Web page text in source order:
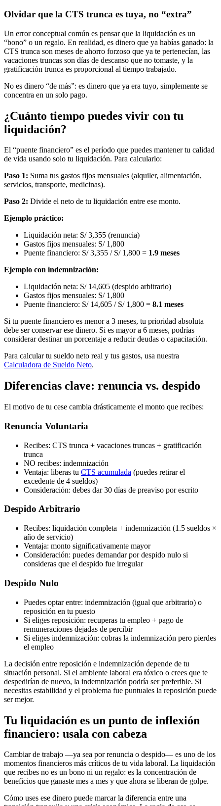
Olvidar que la CTS trunca es tuya, no “extra”
Un error conceptual común es pensar que la liquidación es un
“bono” o un regalo. En realidad, es dinero que ya habías ganado: la
CTS trunca son meses de ahorro forzoso que ya te pertenecían, las
vacaciones truncas son días de descanso que no tomaste, y la
gratificación trunca es proporcional al tiempo trabajado.
No es dinero “de más”: es dinero que ya era tuyo, simplemente se
concentra en un solo pago.
¿Cuánto tiempo puedes vivir con tu
liquidación?
El “puente financiero” es el período que puedes mantener tu calidad
de vida usando solo tu liquidación. Para calcularlo:
Paso 1: Suma tus gastos fijos mensuales (alquiler, alimentación,
servicios, transporte, medicinas).
Paso 2: Divide el neto de tu liquidación entre ese monto.
Ejemplo práctico:
Liquidación neta: S/ 3,355 (renuncia)
Gastos fijos mensuales: S/ 1,800
Puente financiero: S/ 3,355 / S/ 1,800 = 1.9 meses
Ejemplo con indemnización:
Liquidación neta: S/ 14,605 (despido arbitrario)
Gastos fijos mensuales: S/ 1,800
Puente financiero: S/ 14,605 / S/ 1,800 = 8.1 meses
Si tu puente financiero es menor a 3 meses, tu prioridad absoluta
debe ser conservar ese dinero. Si es mayor a 6 meses, podrías
considerar destinar un porcentaje a reducir deudas o capacitación.
Para calcular tu sueldo neto real y tus gastos, usa nuestra
Calculadora de Sueldo Neto.
Diferencias clave: renuncia vs. despido
El motivo de tu cese cambia drásticamente el monto que recibes:
Renuncia Voluntaria
Recibes: CTS trunca + vacaciones truncas + gratificación
trunca
NO recibes: indemnización
Ventaja: liberas tu CTS acumulada (puedes retirar el
excedente de 4 sueldos)
Consideración: debes dar 30 días de preaviso por escrito
Despido Arbitrario
Recibes: liquidación completa + indemnización (1.5 sueldos ×
año de servicio)
Ventaja: monto significativamente mayor
Consideración: puedes demandar por despido nulo si
consideras que el despido fue irregular
Despido Nulo
Puedes optar entre: indemnización (igual que arbitrario) o
reposición en tu puesto
Si eliges reposición: recuperas tu empleo + pago de
remuneraciones dejadas de percibir
Si eliges indemnización: cobras la indemnización pero pierdes
el empleo
La decisión entre reposición e indemnización depende de tu
situación personal. Si el ambiente laboral era tóxico o crees que te
despedirían de nuevo, la indemnización podría ser preferible. Si
necesitas estabilidad y el problema fue puntuales la reposición puede
ser mejor.
Tu liquidación es un punto de inflexión
financiero: usala con cabeza
Cambiar de trabajo —ya sea por renuncia o despido— es uno de los
momentos financieros más críticos de tu vida laboral. La liquidación
que recibes no es un bono ni un regalo: es la concentración de
beneficios que ganaste mes a mes y que ahora se liberan de golpe.
Cómo uses ese dinero puede marcar la diferencia entre una